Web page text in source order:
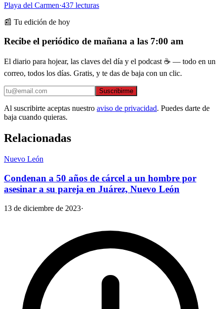
Playa del Carmen·437 lecturas
📰 Tu edición de hoy
Recibe el periódico de mañana a las 7:00 am
El diario para hojear, las claves del día y el podcast ☕ — todo en un
correo, todos los días. Gratis, y te das de baja con un clic.
Suscribirme
Al suscribirte aceptas nuestro aviso de privacidad. Puedes darte de
baja cuando quieras.
Relacionadas
Nuevo León
Condenan a 50 años de cárcel a un hombre por
asesinar a su pareja en Juárez, Nuevo León
13 de diciembre de 2023·